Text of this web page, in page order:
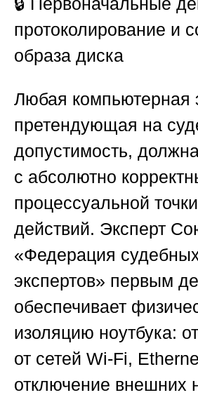
протоколирование и
образа диска
Любая компьютерная
претендующая на
допустимость,
с абсолютно
процессуальной
действий. Эксперт
«Федерация
экспертов» первым
обеспечивает
изоляцию ноутбука:
от сетей Wi-Fi,
отключение внешних